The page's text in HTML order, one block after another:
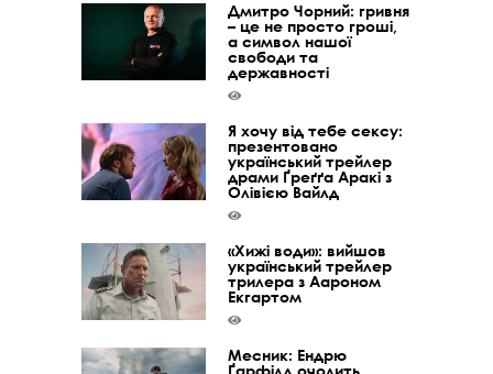
Дмитро Чорний: гривня
– це не просто гроші,
а символ нашої
свободи та
державності
Я хочу від тебе сексу:
презентовано
український трейлер
драми Ґреґґа Аракі з
Олівією Вайлд
«Хижі води»: вийшов
український трейлер
трилера з Аароном
Екгартом
Месник: Ендрю